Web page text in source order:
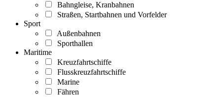
Bahngleise, Kranbahnen
Straßen, Startbahnen und Vorfelder
Sport
Außenbahnen
Sporthallen
Maritime
Kreuzfahrtschiffe
Flusskreuzfahrtschiffe
Marine
Fähren